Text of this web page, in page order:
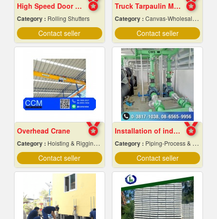
High Speed ​​Door Samut Prakan
Category : Rolling Shutters
Contact seller
Truck Tarpaulin Manufacturing Factory
Category : Canvas-Wholesale & Manufacturers
Contact seller
Overhead Crane
Category : Hoisting & Rigging Equipment
Contact seller
Installation of industrial piping work
Category : Piping-Process & Industrial
Contact seller